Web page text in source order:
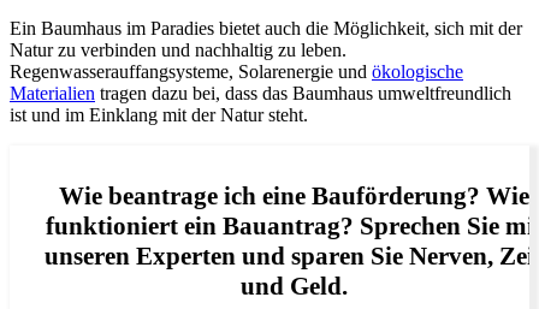
Ein Baumhaus im Paradies bietet auch die Möglichkeit, sich mit der
Natur zu verbinden und nachhaltig zu leben.
Regenwasserauffangsysteme, Solarenergie und ökologische
Materialien tragen dazu bei, dass das Baumhaus umweltfreundlich
ist und im Einklang mit der Natur steht.
Wie beantrage ich eine Bauförderung? Wie
funktioniert ein Bauantrag? Sprechen Sie
unseren Experten und sparen Sie Nerven,
und Geld.